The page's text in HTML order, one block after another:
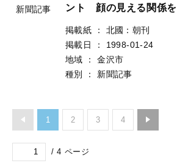
新聞記事
ント 顔の見える関係を
掲載紙 ：
北國：朝刊
掲載日
：
1998-01-24
地域
：
金沢市
種別
： 新聞記事
1 2 3 4
/ 4 ページ